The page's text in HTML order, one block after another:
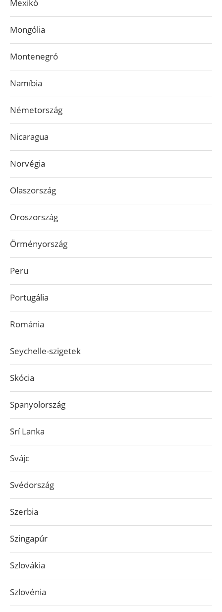
Mexikó
Mongólia
Montenegró
Namíbia
Németország
Nicaragua
Norvégia
Olaszország
Oroszország
Örményország
Peru
Portugália
Románia
Seychelle-szigetek
Skócia
Spanyolország
Srí Lanka
Svájc
Svédország
Szerbia
Szingapúr
Szlovákia
Szlovénia